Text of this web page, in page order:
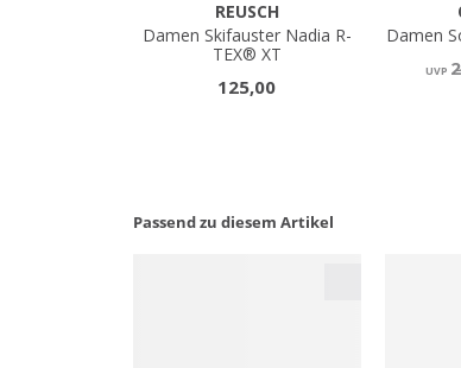
Passend zu diesem Artikel